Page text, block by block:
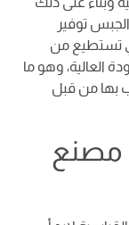
توفير
تستطيع من
العالية، وهو ما
بها من قبل
مصنع